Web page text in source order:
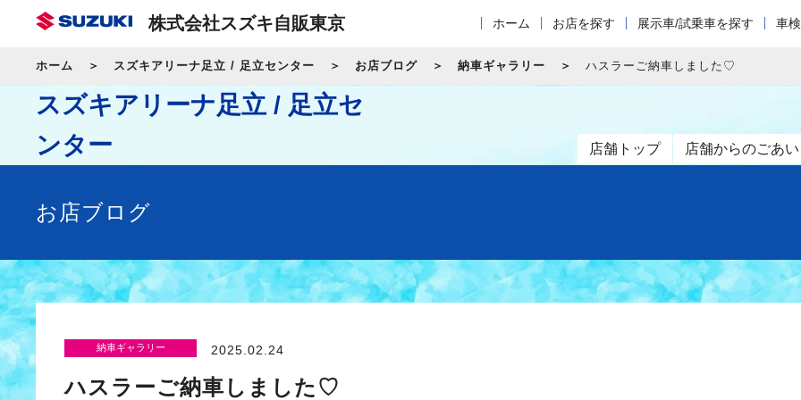
株式会社スズキ自販東京 ホーム お店を探す 展示車/試乗車を探す 車
ホーム スズキアリーナ足立 / 足立センター お店ブログ 納車ギャラリー ハスラーご納車しました♡
スズキアリーナ足立 / 足立セ
ンター
店舗トップ 店舗からのごあ
お店ブログ
納車ギャラリー 2025.02.24
ハスラーご納車しました♡